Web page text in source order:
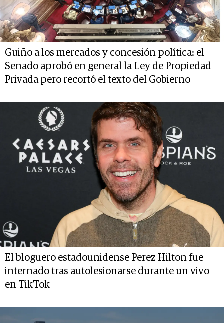
Guiño a los mercados y concesión política: el
Senado aprobó en general la Ley de Propiedad
Privada pero recortó el texto del Gobierno
El bloguero estadounidense Perez Hilton fue
internado tras autolesionarse durante un vivo
en TikTok